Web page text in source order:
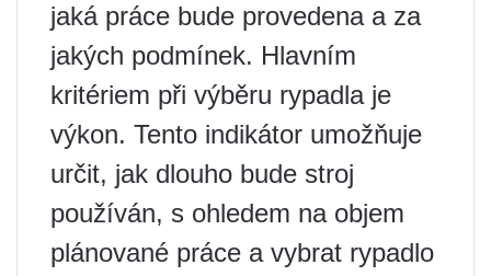
jaká práce bude provedena a za
jakých podmínek. Hlavním
kritériem při výběru rypadla je
výkon. Tento indikátor umožňuje
určit, jak dlouho bude stroj
používán, s ohledem na objem
plánované práce a vybrat rypadlo